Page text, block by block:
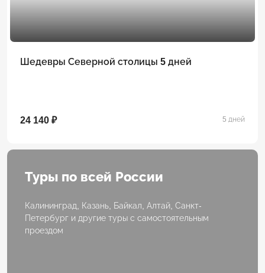
Шедевры Северной столицы 5 дней
24 140 ₽ 5 дней
Туры по всей России
Калининград, Казань, Байкал, Алтай, Санкт-
Петербург и другие туры с самостоятельным
проездом